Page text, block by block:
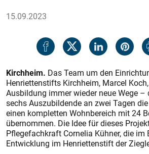
15.09.2023
Kirchheim. Das Team um den
Henriettenstifts Kirchheim, Marcel
Ausbildung immer wieder neue Wege –
sechs Auszubildende an zwei Tagen
einen kompletten Wohnbereich mit 24
übernommen. Die Idee für dieses
Pflegefachkraft Cornelia Kühner, die im
Entwicklung im Henriettenstift der